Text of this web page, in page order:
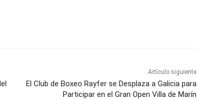
Artículo siguiente
El Club de Boxeo Rayfer se Desplaza a Galicia para
Participar en el Gran Open Villa de Marín